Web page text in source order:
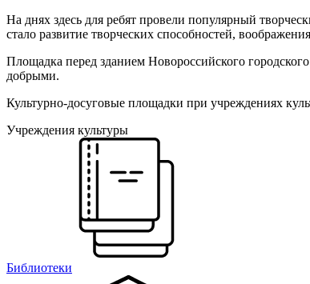
На днях здесь для ребят провели популярный
стало развитие творческих способностей,
Площадка перед зданием Новороссийского
добрыми.
Культурно-досуговые площадки при учреждениях
Учреждения культуры
Библиотеки